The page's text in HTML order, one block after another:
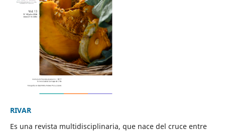
RIVAR
Es una revista multidisciplinaria, que nace del cruce entre